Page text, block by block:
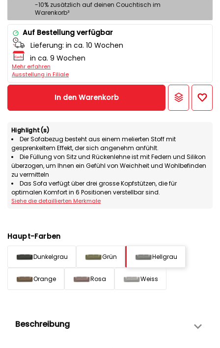
-10% zusätzlich auf deinen Couchtisch im
Warenkorb³
Auf Bestellung verfügbar
Lieferung: in ca. 10 Wochen
in ca. 9 Wochen
Mehr erfahren
Ausstellung in Filiale
In den Warenkorb
Highlight(s)
Der Sofabezug besteht aus einem melierten Stoff mit
gesprenkeltem Effekt, der sich angenehm anfühlt.
Die Füllung von Sitz und Rückenlehne ist mit Federn und Silikon
überzogen, um Ihnen ein Gefühl von Weichheit und Wohlbefinden
zu vermitteln
Das Sofa verfügt über drei grosse Kopfstützen, die für
optimalen Komfort in 6 Positionen verstellbar sind.
Siehe die detaillierten Merkmale
Haupt-Farben
Dunkelgrau Grün Hellgrau
Orange Rosa Weiss
Beschreibung